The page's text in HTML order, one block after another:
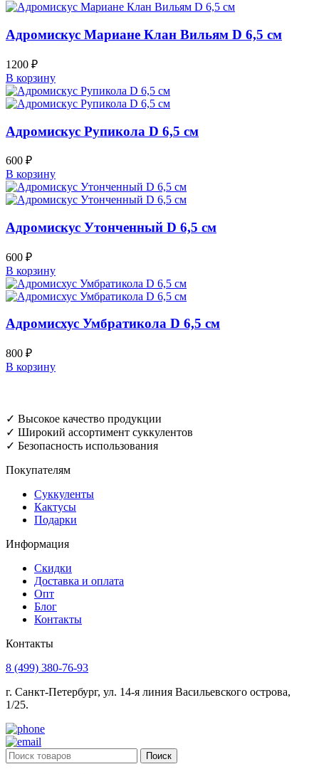
Адромискус Мариане Клан Вильям D 6,5 см
1200 ₽
В корзину
Адромискус Рупикола D 6,5 см
600 ₽
В корзину
Адромискус Утонченный D 6,5 см
600 ₽
В корзину
Адромисхус Умбратикола D 6,5 см
800 ₽
В корзину
✓ Высокое качество продукции
✓ Широкий ассортимент суккулентов
✓ Безопасность использования
Покупателям
Суккуленты
Кактусы
Подарки
Информация
Скидки
Доставка и оплата
Опт
Блог
Контакты
Контакты
8 (499) 380-76-93
г. Санкт-Петербург, ул. 14-я линия Васильевского острова,
1/25.
Поиск